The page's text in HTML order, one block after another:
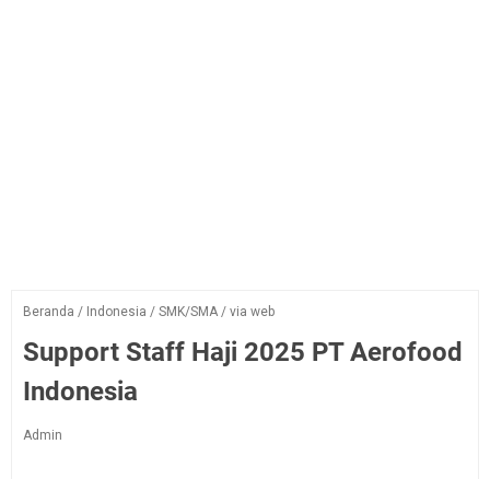
Beranda / Indonesia / SMK/SMA / via web
Support Staff Haji 2025 PT Aerofood
Indonesia
Admin